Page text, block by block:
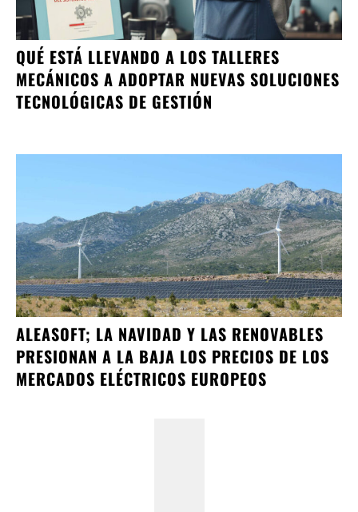
QUÉ ESTÁ LLEVANDO A LOS TALLERES
MECÁNICOS A ADOPTAR NUEVAS SOLUCIONES
TECNOLÓGICAS DE GESTIÓN
ALEASOFT; LA NAVIDAD Y LAS RENOVABLES
PRESIONAN A LA BAJA LOS PRECIOS DE LOS
MERCADOS ELÉCTRICOS EUROPEOS